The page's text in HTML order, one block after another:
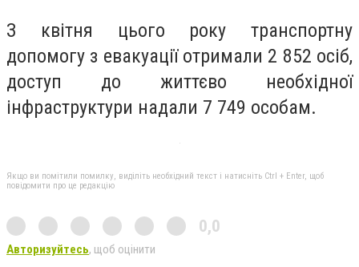
З квітня цього року транспортну
допомогу з евакуації отримали 2 852 осіб,
доступ до життєво необхідної
інфраструктури надали 7 749 особам.
Якщо ви помітили помилку, виділіть необхідний текст і натисніть Ctrl + Enter, щоб
повідомити про це редакцію
0,0
Авторизуйтесь, щоб оцінити